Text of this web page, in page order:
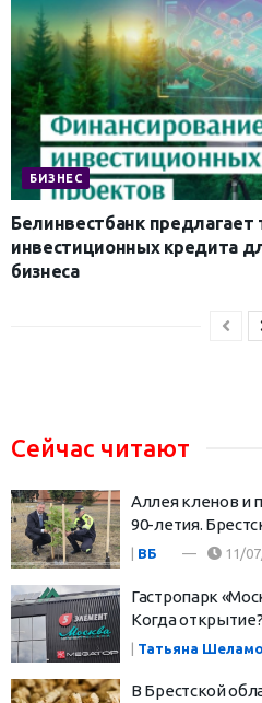
БИЗНЕС
Белинвестбанк предлагает
инвестиционных кредита
бизнеса
Сейчас читают
Аллея кленов и
90-летия.
ВБ 11/
Гастропарк
Когда открытие?
| Татьяна
В Брестской